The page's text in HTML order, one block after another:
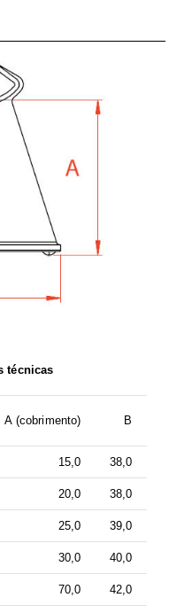
técnicas
A (cobrimento) B
15,0 38,0
20,0 38,0
25,0 39,0
30,0 40,0
70,0 42,0